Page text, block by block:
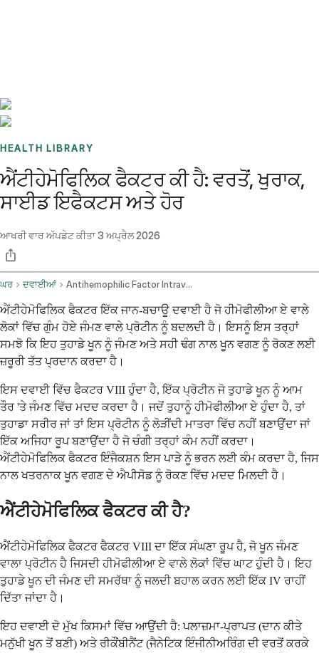
HEALTH LIBRARY
ਐਂਟੀਹੇਮੋਫਿਲਿਕ ਫੈਕਟਰ ਕੀ ਹੈ: ਵਰਤੋਂ, ਖੁਰਾਕ,
ਸਾਈਡ ਇਫੈਕਟਸ ਅਤੇ ਹੋਰ
ਆਖਰੀ ਵਾਰ ਅੱਪਡੇਟ ਕੀਤਾ3 ਅਪ੍ਰੈਲ 2026
ਘਰ ਦਵਾਈਆਂ Antihemophilic Factor Intravenous Route
ਐਂਟੀਹੇਮੋਫਿਲਿਕ ਫੈਕਟਰ ਇੱਕ ਜਾਨ-ਬਚਾਊ ਦਵਾਈ ਹੈ ਜੋ ਹੀਮੋਫੀਲੀਆ ਏ ਵਾਲੇ
ਲੋਕਾਂ ਵਿੱਚ ਗੁੰਮ ਹੋਏ ਜੰਮਣ ਵਾਲੇ ਪ੍ਰੋਟੀਨ ਨੂੰ ਬਦਲਦੀ ਹੈ। ਇਸਨੂੰ ਇਸ ਤਰ੍ਹਾਂ
ਸਮਝੋ ਕਿ ਇਹ ਤੁਹਾਡੇ ਖੂਨ ਨੂੰ ਜੰਮਣ ਅਤੇ ਸਹੀ ਢੰਗ ਨਾਲ ਖੂਨ ਵਗਣ ਨੂੰ ਰੋਕਣ ਲਈ
ਜ਼ਰੂਰੀ ਤੱਤ ਪ੍ਰਦਾਨ ਕਰਦਾ ਹੈ।
ਇਸ ਦਵਾਈ ਵਿੱਚ ਫੈਕਟਰ VIII ਹੁੰਦਾ ਹੈ, ਇੱਕ ਪ੍ਰੋਟੀਨ ਜੋ ਤੁਹਾਡੇ ਖੂਨ ਨੂੰ ਆਮ
ਤੌਰ 'ਤੇ ਜੰਮਣ ਵਿੱਚ ਮਦਦ ਕਰਦਾ ਹੈ। ਜਦੋਂ ਤੁਹਾਨੂੰ ਹੀਮੋਫੀਲੀਆ ਏ ਹੁੰਦਾ ਹੈ, ਤਾਂ
ਤੁਹਾਡਾ ਸਰੀਰ ਜਾਂ ਤਾਂ ਇਸ ਪ੍ਰੋਟੀਨ ਨੂੰ ਲੋੜੀਂਦੀ ਮਾਤਰਾ ਵਿੱਚ ਨਹੀਂ ਬਣਾਉਂਦਾ ਜਾਂ
ਇੱਕ ਅਜਿਹਾ ਰੂਪ ਬਣਾਉਂਦਾ ਹੈ ਜੋ ਚੰਗੀ ਤਰ੍ਹਾਂ ਕੰਮ ਨਹੀਂ ਕਰਦਾ।
ਐਂਟੀਹੇਮੋਫਿਲਿਕ ਫੈਕਟਰ ਇੰਜੈਕਸ਼ਨ ਇਸ ਪਾੜੇ ਨੂੰ ਭਰਨ ਲਈ ਕੰਮ ਕਰਦਾ ਹੈ, ਜਿਸ
ਨਾਲ ਖਤਰਨਾਕ ਖੂਨ ਵਗਣ ਦੇ ਐਪੀਸੋਡ ਨੂੰ ਰੋਕਣ ਵਿੱਚ ਮਦਦ ਮਿਲਦੀ ਹੈ।
ਐਂਟੀਹੇਮੋਫਿਲਿਕ ਫੈਕਟਰ ਕੀ ਹੈ?
ਐਂਟੀਹੇਮੋਫਿਲਿਕ ਫੈਕਟਰ ਫੈਕਟਰ VIII ਦਾ ਇੱਕ ਸੰਘਣਾ ਰੂਪ ਹੈ, ਜੋ ਖੂਨ ਜੰਮਣ
ਵਾਲਾ ਪ੍ਰੋਟੀਨ ਹੈ ਜਿਸਦੀ ਹੀਮੋਫੀਲੀਆ ਏ ਵਾਲੇ ਲੋਕਾਂ ਵਿੱਚ ਘਾਟ ਹੁੰਦੀ ਹੈ। ਇਹ
ਤੁਹਾਡੇ ਖੂਨ ਦੀ ਜੰਮਣ ਦੀ ਸਮਰੱਥਾ ਨੂੰ ਜਲਦੀ ਬਹਾਲ ਕਰਨ ਲਈ ਇੱਕ IV ਰਾਹੀਂ
ਦਿੱਤਾ ਜਾਂਦਾ ਹੈ।
ਇਹ ਦਵਾਈ ਦੋ ਮੁੱਖ ਕਿਸਮਾਂ ਵਿੱਚ ਆਉਂਦੀ ਹੈ: ਪਲਾਜ਼ਮਾ-ਪ੍ਰਾਪਤ (ਦਾਨ ਕੀਤੇ
ਮਨੁੱਖੀ ਖੂਨ ਤੋਂ ਬਣੀ) ਅਤੇ ਰੀਕੌਂਬੀਨੈਂਟ (ਜੈਨੇਟਿਕ ਇੰਜੀਨੀਅਰਿੰਗ ਦੀ ਵਰਤੋਂ ਕਰਕੇ